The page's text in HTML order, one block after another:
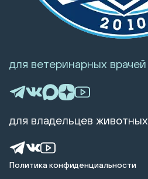
Политика конфиденциальности
для ветеринарных врачей
для владельцев животных